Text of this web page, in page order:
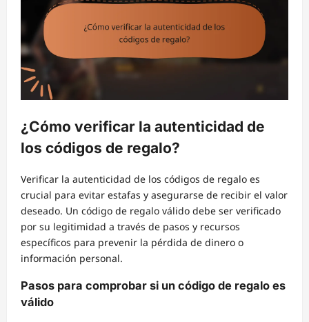
¿Cómo verificar la autenticidad de
los códigos de regalo?
Verificar la autenticidad de los códigos de regalo es
crucial para evitar estafas y asegurarse de recibir el valor
deseado. Un código de regalo válido debe ser verificado
por su legitimidad a través de pasos y recursos
específicos para prevenir la pérdida de dinero o
información personal.
Pasos para comprobar si un código de regalo es
válido